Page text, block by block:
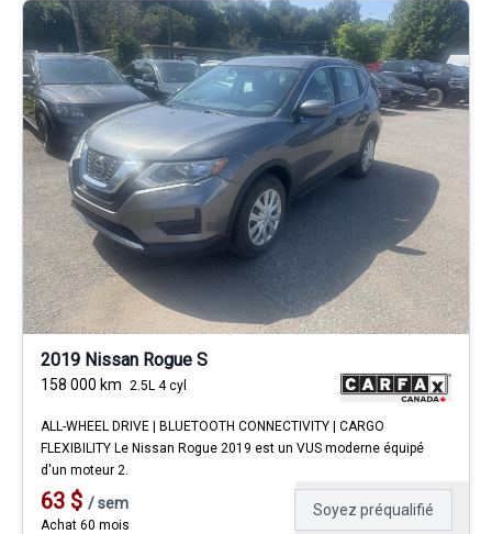
2019 Nissan Rogue S
158 000 km 2.5L 4 cyl
ALL-WHEEL DRIVE | BLUETOOTH CONNECTIVITY | CARGO
FLEXIBILITY Le Nissan Rogue 2019 est un VUS moderne équipé
d'un moteur 2.
63 $ /sem
Achat 60 mois
Soyez préqualifié